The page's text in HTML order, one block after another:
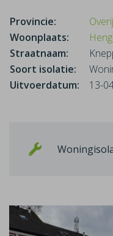
Provincie:
Woonplaats:
Straatnaam:
Soort isolatie:
Uitvoerdatum:
13-